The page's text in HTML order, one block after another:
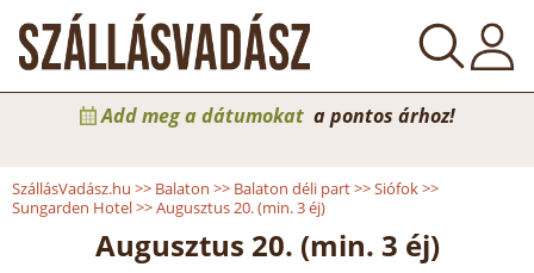
Add meg a dátumokat a pontos árhoz!
SzállásVadász.hu >> Balaton >> Balaton déli part>>Siófok>>
Sungarden Hotel>>Augusztus 20. (min. 3 éj)
Augusztus 20. (min. 3 éj)